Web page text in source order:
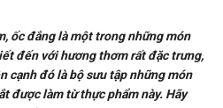
ốc đắng là một trong những món
đến với hương thơm rất đặc trưng,
cạnh đó là bộ sưu tập những món
được làm từ thực phẩm này. Hãy